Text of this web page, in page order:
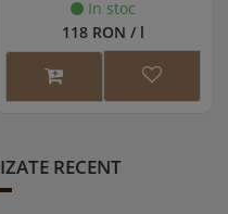
In stoc
118 RON / l
RECENT